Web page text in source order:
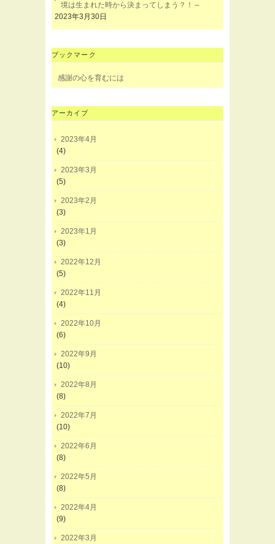
境は生まれた時から決まってしまう？！～
2023年3月30日
ブックマーク
感謝の心を育むには
アーカイブ
2023年4月
(4)
2023年3月
(5)
2023年2月
(3)
2023年1月
(3)
2022年12月
(5)
2022年11月
(4)
2022年10月
(6)
2022年9月
(10)
2022年8月
(8)
2022年7月
(10)
2022年6月
(8)
2022年5月
(8)
2022年4月
(9)
2022年3月